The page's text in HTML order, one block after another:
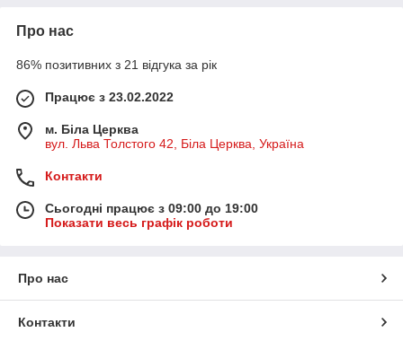
Про нас
86% позитивних з 21 відгука за рік
Працює з 23.02.2022
м. Біла Церква
вул. Льва Толстого 42, Біла Церква, Україна
Контакти
Сьогодні працює з 09:00 до 19:00
Показати весь графік роботи
Про нас
Контакти